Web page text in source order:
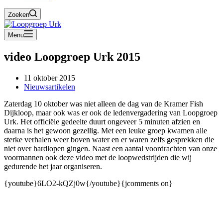
Zoeken
Menu
video Loopgroep Urk 2015
11 oktober 2015
Nieuwsartikelen
Zaterdag 10 oktober was niet alleen de dag van de Kramer Fish
Dijkloop, maar ook was er ook de ledenvergadering van Loopgroep
Urk. Het officiële gedeelte duurt ongeveer 5 minuten afzien en
daarna is het gewoon gezellig. Met een leuke groep kwamen alle
sterke verhalen weer boven water en er waren zelfs gesprekken die
niet over hardlopen gingen. Naast een aantal voordrachten van onze
voormannen ook deze video met de loopwedstrijden die wij
gedurende het jaar organiseren.
{youtube}6LO2-kQZj0w{/youtube}{jcomments on}